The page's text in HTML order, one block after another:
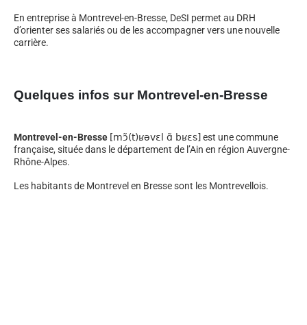
En entreprise à Montrevel-en-Bresse, DeSI permet au DRH
d’orienter ses salariés ou de les accompagner vers une nouvelle
carrière.
Quelques infos sur Montrevel-en-Bresse
Montrevel-en-Bresse [mɔ̃(t)ʁəvɛl ɑ̃ bʁɛs]est une commune
française, située dans le département de l’Ain en région Auvergne-
Rhône-Alpes.
Les habitants de Montrevel en Bresse sont les Montrevellois.